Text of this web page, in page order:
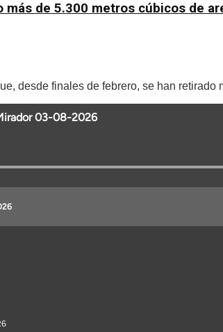
más de 5.300 metros cúbicos de
desde finales de febrero, se han